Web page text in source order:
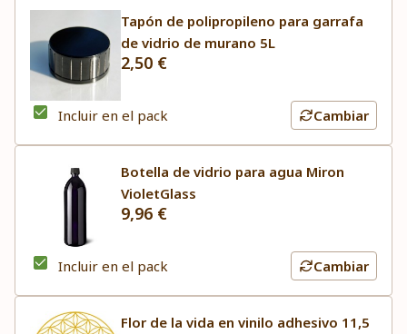
Tapón de polipropileno para garrafa
de vidrio de murano 5L
2,50 €
Incluir en el pack Cambiar
Botella de vidrio para agua Miron
VioletGlass
9,96 €
Incluir en el pack Cambiar
Flor de la vida en vinilo adhesivo 11,5